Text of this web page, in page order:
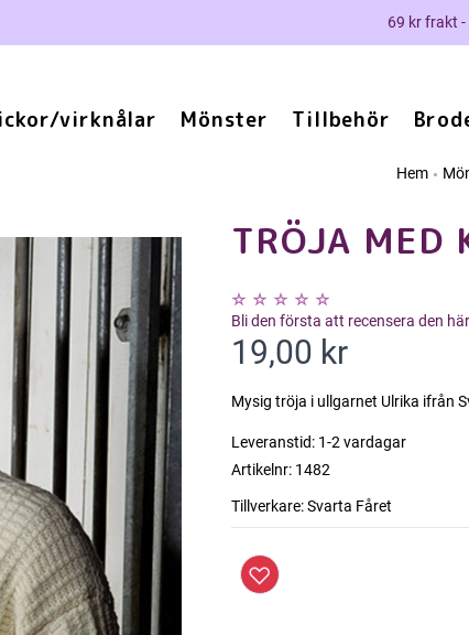
69 kr frakt
virknålar Mönster Tillbehör
Hem
TRÖJA MED
Bli den första att recensera den
19,00 kr
Mysig tröja i ullgarnet Ulrika ifrån
Leveranstid: 1-2 vardagar
Artikelnr: 1482
Tillverkare:Svarta Fåret